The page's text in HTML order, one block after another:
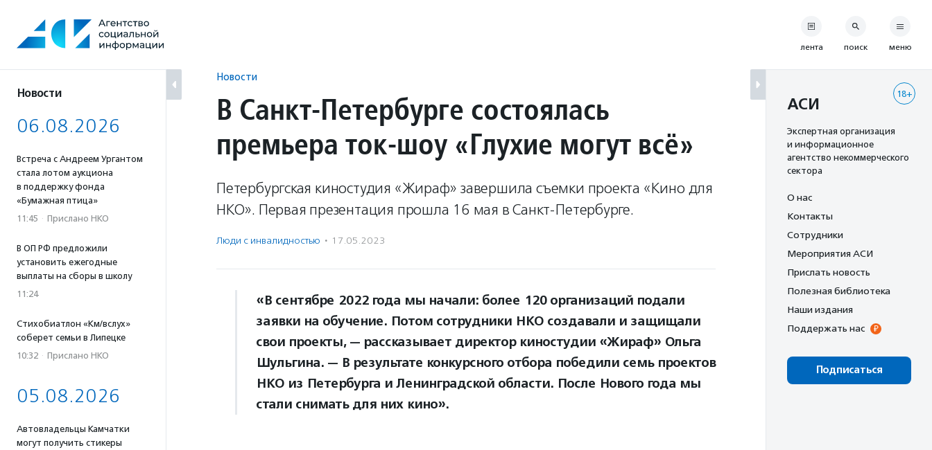
содержанию
Новости
06.08.2026
Встреча с Андреем Ургантом
стала лотом аукциона
в поддержку фонда
«Бумажная птица»
11:45 · Прислано НКО
В ОП РФ предложили
установить ежегодные
выплаты на сборы в школу
11:24
Стихобиатлон «Км/вслух»
соберет семьи в Липецке
10:32 · Прислано НКО
05.08.2026
Автовладельцы Камчатки
могут получить стикеры
Новости
В Санкт-Петербурге состоялась
премьера ток-шоу «Глухие могут всё»
Петербургская киностудия «Жираф» завершила съемки проекта «Кино для
НКО». Первая презентация прошла 16 мая в Санкт-Петербурге.
Люди с инвалидностью · 17.05.2023
«В сентябре 2022 года мы начали: более 120 организаций подали
заявки на обучение. Потом сотрудники НКО создавали и защищали
свои проекты, — рассказывает директор киностудии «Жираф» Ольга
Шульгина. — В результате конкурсного отбора победили семь проектов
НКО из Петербурга и Ленинградской области. После Нового года мы
стали снимать для них кино».
лента поиск меню
18+
АСИ
Экспертная организация
и информационное
агентство некоммерческого
сектора
О нас
Контакты
Сотрудники
Мероприятия АСИ
Прислать новость
Полезная библиотека
Наши издания
Поддержать нас
Подписаться